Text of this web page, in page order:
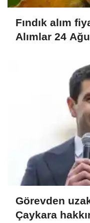
Fındık alım
Alımlar 24
Görevden
Çaykara